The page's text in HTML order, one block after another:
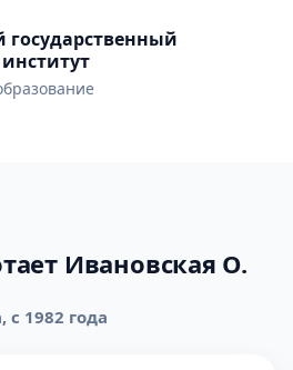
государственный
Ивановская О.
1982 года